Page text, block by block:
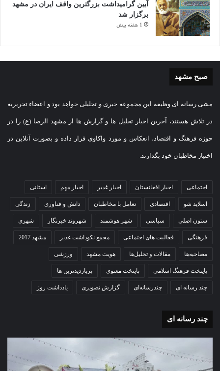
آیین گرامیداشت بزرگترین واقف ایران در مشهد
برگزار شد
1 هفته پیش
صبح مشهد
مشی رسانه ای وظیفه این مجموعه خبری و تحلیلی خواهد بود و اعضاء تحریریه
در تلاش هستند، آخرین اخبار تحلیل ها و گزارش ها از مشهد الرضا (ع) را در
حوزه فرهنگ و اقتصاد، انعکاس و مورد واکاوی قرار داده و بصورت آنلاین در
اختیار مخاطبان خود بگذارند.
اجتماعی اخبار افغانستان اخبار غدیر اخبار مهم استانی
اسلاید شو اقتصادی تعامل با مخاطبان دانش و فناوری زندگی
ستون اصلی سیاسی شهر هوشمند شهروند خبرنگار شهری
فرهنگی فعالیت های اجتماعی مجمع نکوداشت غدیر مشهد 2017
مصاحبه‌ها مقالات و تحلیل‌ها هویت مشهد ورزشی
پایتخت فرهنگ اسلامی پایتخت معنوی پربازدیدترین ها
چند رسانه ای چندرسانه‌ای گزارش تصویری یادداشت روز
چند رسانه ای
تشییع